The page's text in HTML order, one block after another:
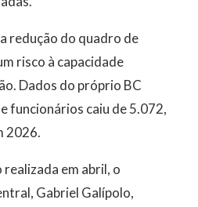
redução do quadro de
risco à capacidade
Dados do próprio BC
funcionários caiu de 5.072,
2026.
realizada em abril, o
Gabriel Galípolo,